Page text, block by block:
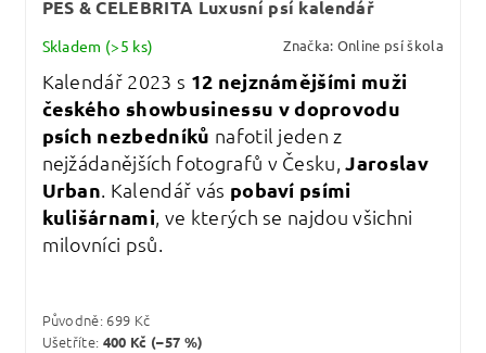
PES & CELEBRITA Luxusní psí kalendář
Skladem (>5 ks) Značka: Online psí škola
Kalendář 2023 s 12 nejznámějšími muži
českého showbusinessu v doprovodu
psích nezbedníků nafotil jeden z
nejžádanějších fotografů v Česku, Jaroslav
Urban . Kalendář vás pobaví psími
kulišárnami , ve kterých se najdou všichni
milovníci psů.
Původně: 699 Kč
Ušetříte: 400 Kč (–57 %)